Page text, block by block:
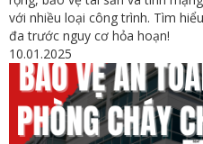
với nhiều loại công trình. Tìm
đa trước nguy cơ hỏa hoạn!
10.01.2025